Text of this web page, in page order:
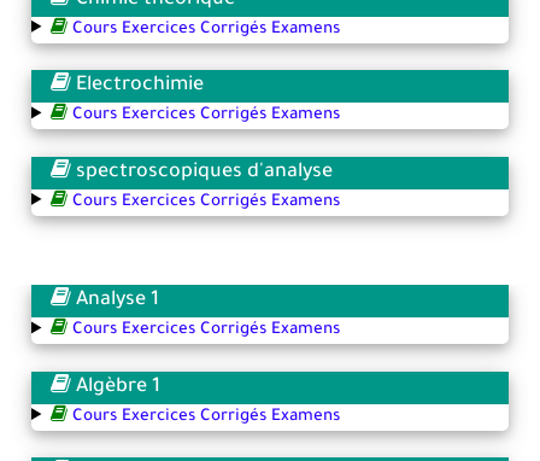
Cours Exercices Corrigés Examens
Electrochimie
Cours Exercices Corrigés Examens
spectroscopiques d'analyse
Cours Exercices Corrigés Examens
Analyse 1
Cours Exercices Corrigés Examens
Algèbre 1
Cours Exercices Corrigés Examens